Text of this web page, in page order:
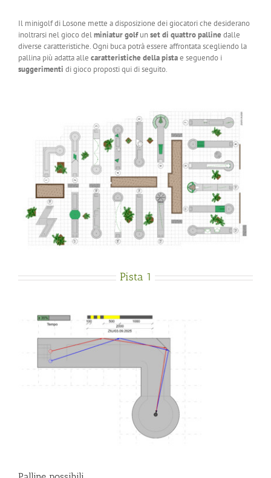
Il minigolf di Losone mette a disposizione dei giocatori che desiderano
inoltrarsi nel gioco delminiatur golf unset di quattro palline dalle
diverse caratteristiche. Ogni buca potrà essere affrontata scegliendo la
pallina più adatta alle caratteristiche della pistae seguendo i
suggerimenti di gioco proposti qui di seguito.
Pista 1